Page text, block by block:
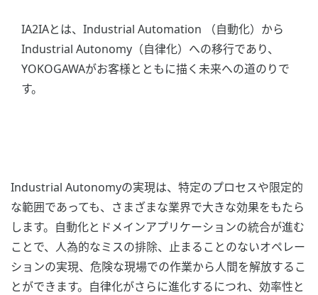
IA2IAとは、Industrial Automation （自動化）から
Industrial Autonomy（自律化）への移行であり、
YOKOGAWAがお客様とともに描く未来への道のりで
す。
Industrial Autonomyの実現は、特定のプロセスや限定的
な範囲であっても、さまざまな業界で大きな効果をもたら
します。自動化とドメインアプリケーションの統合が進む
ことで、人為的なミスの排除、止まることのないオペレー
ションの実現、危険な現場での作業から人間を解放するこ
とができます。自律化がさらに進化するにつれ、効率性と